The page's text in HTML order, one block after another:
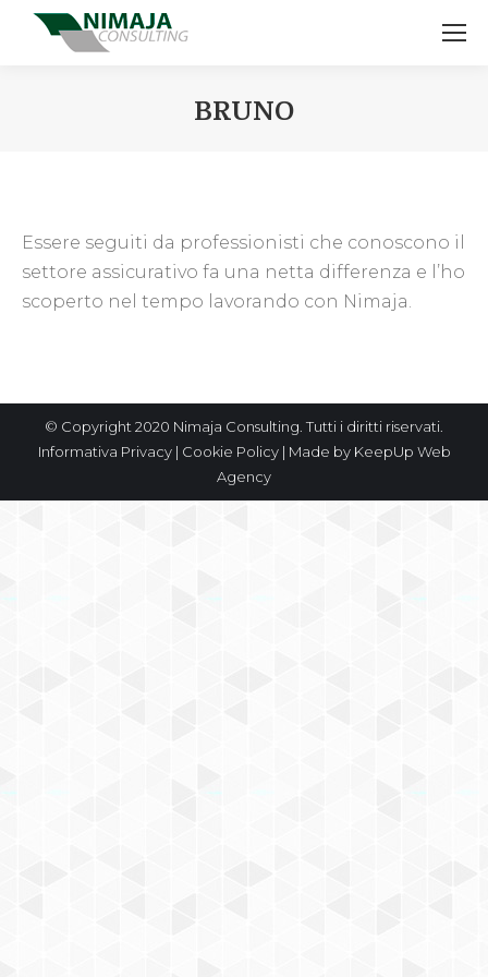
BRUNO
Essere seguiti da professionisti che conoscono il
settore assicurativo fa una netta differenza e l’ho
scoperto nel tempo lavorando con Nimaja.
© Copyright 2020 Nimaja Consulting. Tutti i diritti riservati.
Informativa Privacy| Cookie Policy| Made by KeepUp Web
Agency